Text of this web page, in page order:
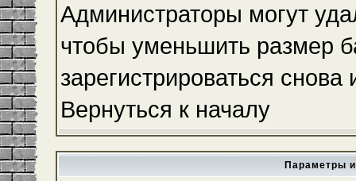
Администраторы могут
чтобы уменьшить размер
зарегистрироваться
Вернуться к началу
Параметры